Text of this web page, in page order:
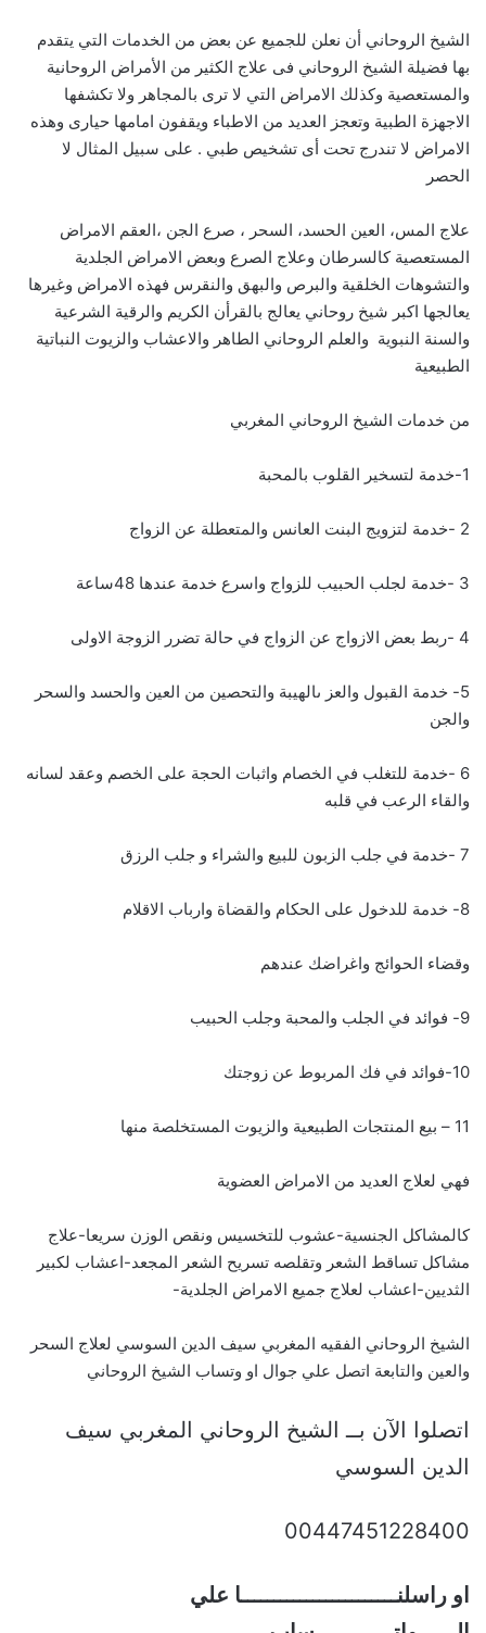
الشيخ الروحاني أن نعلن للجميع عن بعض من الخدمات التي يتقدم
بها فضيلة الشيخ الروحاني فى علاج الكثير من الأمراض الروحانية
والمستعصية وكذلك الامراض التي لا ترى بالمجاهر ولا تكشفها
الاجهزة الطبية وتعجز العديد من الاطباء ويقفون امامها حيارى وهذه
الامراض لا تندرج تحت أى تشخيص طبي . على سبيل المثال لا
الحصر
علاج المس، العين الحسد، السحر ، صرع الجن ،العقم الامراض
المستعصية كالسرطان وعلاج الصرع وبعض الامراض الجلدية
والتشوهات الخلقية والبرص والبهق والنقرس فهذه الامراض وغيرها
يعالجها اكبر شيخ روحاني يعالج بالقرأن الكريم والرقية الشرعية
والسنة النبوية والعلم الروحاني الطاهر والاعشاب والزيوت النباتية
الطبيعية
من خدمات الشيخ الروحاني المغربي
1-خدمة لتسخير القلوب بالمحبة
2 -خدمة لتزويج البنت العانس والمتعطلة عن الزواج
3 -خدمة لجلب الحبيب للزواج واسرع خدمة عندها 48ساعة
4 -ربط بعض الازواج عن الزواج في حالة تضرر الزوجة الاولى
5- خدمة القبول والعز ىالهيبة والتحصين من العين والحسد والسحر
والجن
6 -خدمة للتغلب في الخصام واثبات الحجة على الخصم وعقد لسانه
والقاء الرعب في قلبه
7 -خدمة في جلب الزبون للبيع والشراء و جلب الرزق
8- خدمة للدخول على الحكام والقضاة وارباب الاقلام
وقضاء الحوائج واغراضك عندهم
9- فوائد في الجلب والمحبة وجلب الحبيب
10-فوائد في فك المربوط عن زوجتك
11 – بيع المنتجات الطبيعية والزيوت المستخلصة منها
فهي لعلاج العديد من الامراض العضوية
كالمشاكل الجنسية-عشوب للتخسيس ونقص الوزن سريعا-علاج
مشاكل تساقط الشعر وتقلصه تسريح الشعر المجعد-اعشاب لكبير
الثديين-اعشاب لعلاج جميع الامراض الجلدية-
الشيخ الروحاني الفقيه المغربي سيف الدين السوسي لعلاج السحر
والعين والتابعة اتصل علي جوال او وتساب الشيخ الروحاني
اتصلوا الآن بــ الشيخ الروحاني المغربي سيف
الدين السوسي
00447451228400
او راسلنــــــــــــــــــــــــا علي